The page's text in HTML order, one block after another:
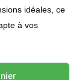
idéales, ce
à vos